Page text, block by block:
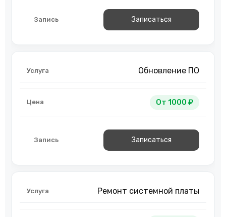
Записаться
Обновление ПО
От 1000 ₽
Записаться
Ремонт системной платы